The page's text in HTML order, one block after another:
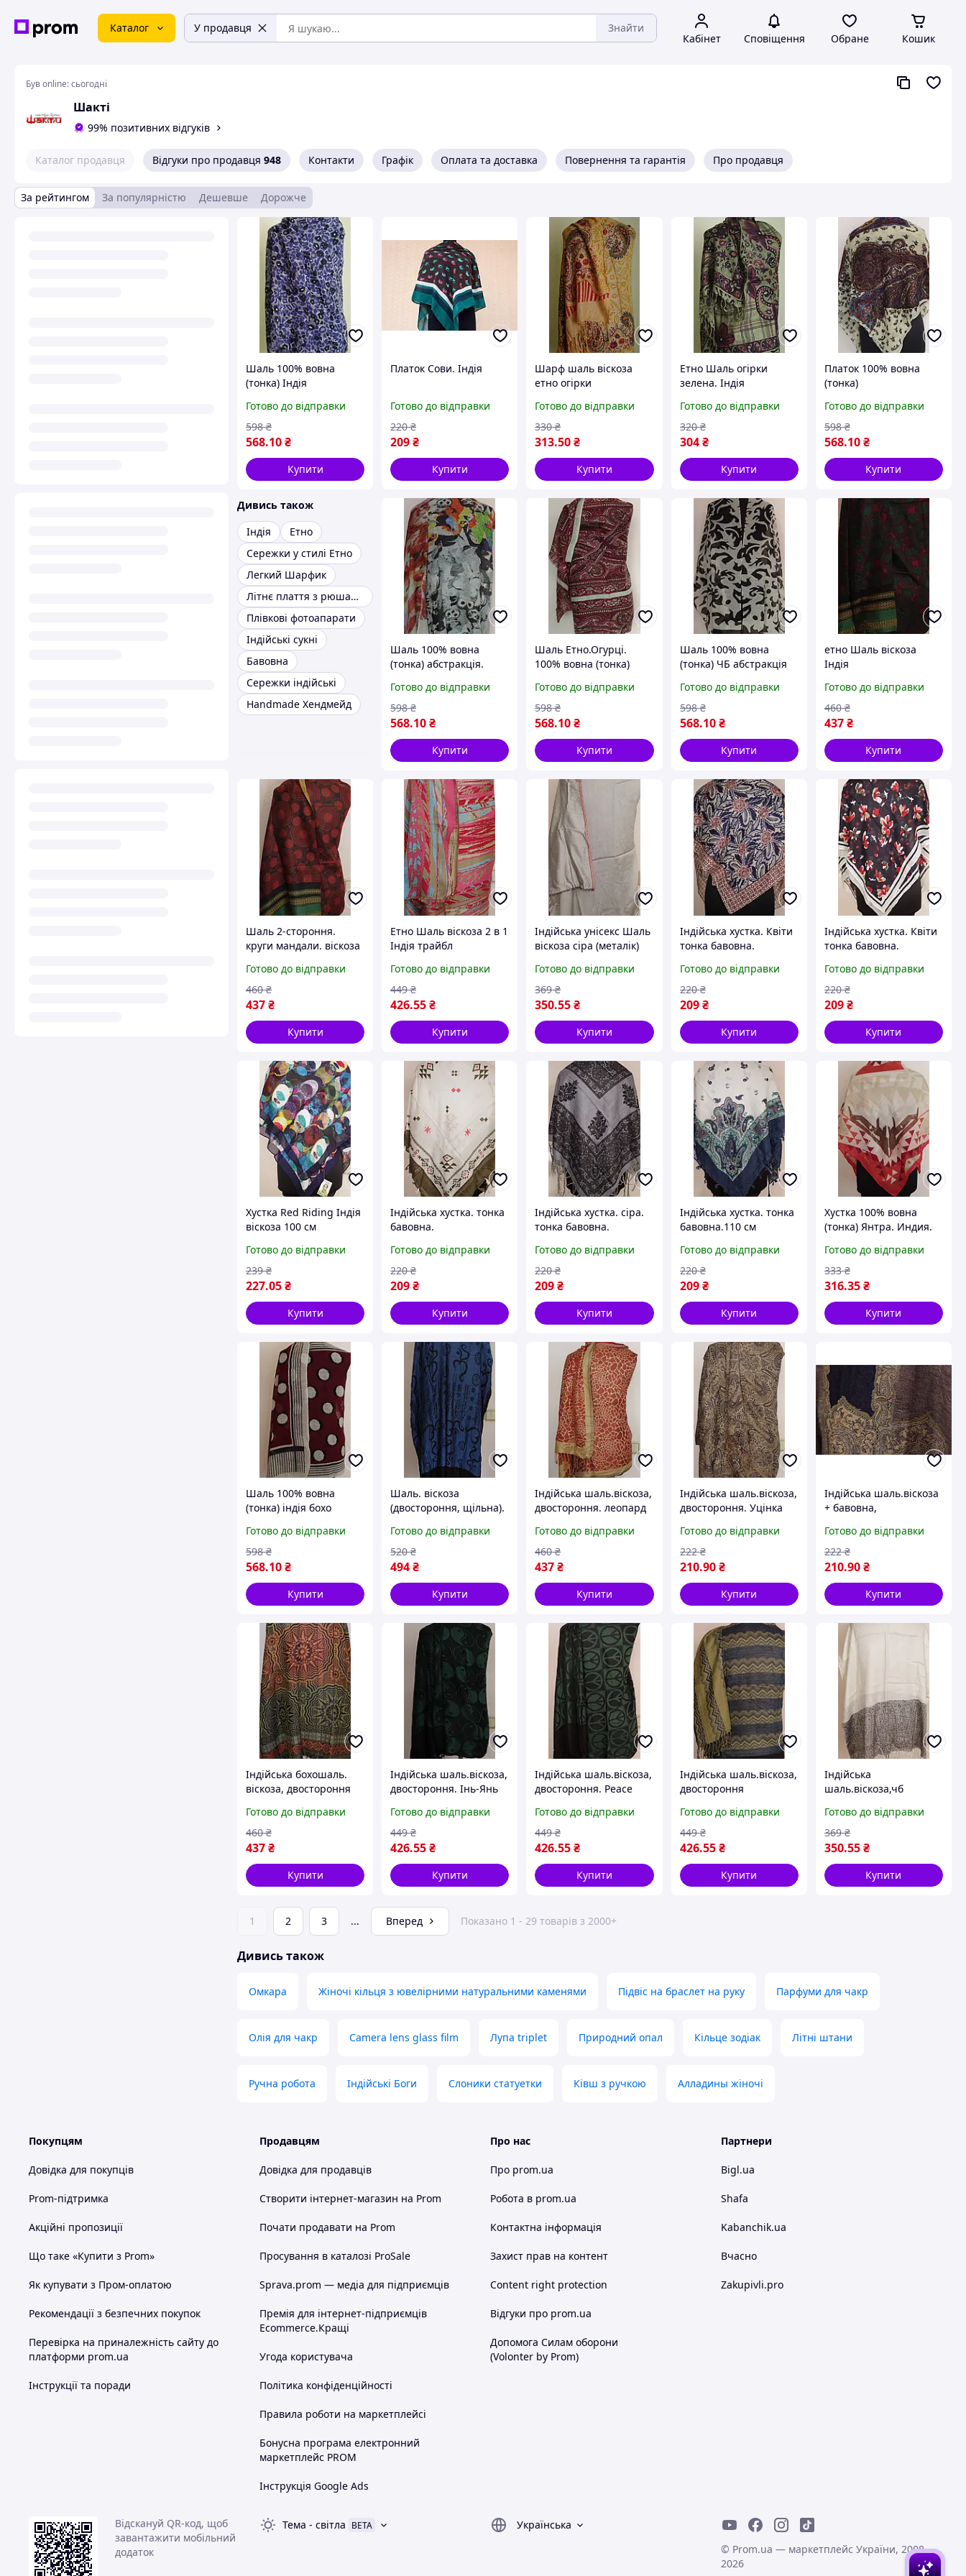
Каталог У продавця Знайти
Кабінет Сповіщення Обране Кошик
Був online:сьогодні
Шактi
99% позитивних відгуків
Каталог продавця Відгуки про продавця 948 Контакти Графік Оплата та доставка Повернення та гарантія Про продавця
За рейтингом За популярністю Дешевше Дорожче
Шаль 100% вовна
(тонка) Індія
Готово до відправки
568.10₴
598 ₴
Купити
Платок Сови. Індія
Готово до відправки
209₴
220 ₴
Купити
Шарф шаль віскоза
етно огірки
Готово до відправки
313.50₴
330 ₴
Купити
Етно Шаль огірки
зелена. Індія
Готово до відправки
304 ₴
320 ₴
Купити
Платок 100% вовна
(тонка)
Готово до відправки
568.10₴
598 ₴
Купити
Дивись також
Індія
Етно
Сережки у стилі Етно
Легкий Шарфик
Літнє плаття з рюшами та бретелями
Плівкові фотоапарати
Індійські сукні
Бавовна
Сережки індійські
Handmade Хендмейд
Шаль 100% вовна
(тонка) абстракція.
Готово до відправки
568.10₴
598 ₴
Купити
Шаль Етно.Огурці.
100% вовна (тонка)
Готово до відправки
568.10₴
598 ₴
Купити
Шаль 100% вовна
(тонка) ЧБ абстракція
Готово до відправки
568.10 ₴
598 ₴
Купити
етно Шаль віскоза
Індія
Готово до відправки
437₴
460 ₴
Купити
Шаль 2-стороння.
круги мандали. віскоза
Готово до відправки
437₴
460 ₴
Купити
Етно Шаль віскоза 2 в 1
Індія трайбл
Готово до відправки
426.55₴
449 ₴
Купити
Індійська унісекс Шаль
віскоза сіра (металік)
Готово до відправки
350.55₴
369 ₴
Купити
Індійська хустка. Квіти
тонка бавовна.
Готово до відправки
209 ₴
220 ₴
Купити
Індійська хустка. Квіти
тонка бавовна.
Готово до відправки
209₴
220 ₴
Купити
Хустка Red Riding Індія
віскоза 100 см
Готово до відправки
227.05₴
239 ₴
Купити
Індійська хустка. тонка
бавовна.
Готово до відправки
209₴
220 ₴
Купити
Індійська хустка. сіра.
тонка бавовна.
Готово до відправки
209₴
220 ₴
Купити
Індійська хустка. тонка
бавовна.110 см
Готово до відправки
209 ₴
220 ₴
Купити
Хустка 100% вовна
(тонка) Янтра. Индия.
Готово до відправки
316.35₴
333 ₴
Купити
Шаль 100% вовна
(тонка) індія бохо
Готово до відправки
568.10₴
598 ₴
Купити
Шаль. віскоза
(двостороння, щільна).
Готово до відправки
494₴
520 ₴
Купити
Індійська шаль.віскоза,
двостороння. леопард
Готово до відправки
437₴
460 ₴
Купити
Індійська шаль.віскоза,
двостороння. Уцінка
Готово до відправки
210.90 ₴
222 ₴
Купити
Індійська шаль.віскоза
+ бавовна,
Готово до відправки
210.90₴
222 ₴
Купити
Індійська бохошаль.
віскоза, двостороння
Готово до відправки
437₴
460 ₴
Купити
Індійська шаль.віскоза,
двостороння. Інь-Янь
Готово до відправки
426.55₴
449 ₴
Купити
Індійська шаль.віскоза,
двостороння. Peace
Готово до відправки
426.55₴
449 ₴
Купити
Індійська шаль.віскоза,
двостороння
Готово до відправки
426.55 ₴
449 ₴
Купити
Індійська
шаль.віскоза,чб
Готово до відправки
350.55₴
369 ₴
Купити
1 2 3 ... Вперед Показано 1 - 29 товарів з 2000+
Дивись також
Омкара Жіночі кільця з ювелірними натуральними каменями Підвіс на браслет на руку Парфуми для чакр
Олія для чакр Camera lens glass film Лупа triplet Природний опал Кільце зодіак Літні штани
Ручна робота Індійські Боги Слоники статуетки Ківш з ручкою Алладины жіночі
Покупцям
Довідка для покупців
Prom-підтримка
Акційні пропозиції
Що таке «Купити з Prom»
Як купувати з Пром-оплатою
Рекомендації з безпечних покупок
Перевірка на приналежність сайту до
платформи prom.ua
Інструкції та поради
Продавцям
Довідка для продавців
Створити інтернет-магазин на Prom
Почати продавати на Prom
Просування в каталозі ProSale
Sprava.prom — медіа для підприємців
Премія для інтернет-підприємців
Ecommerce.Кращі
Угода користувача
Політика конфіденційності
Правила роботи на маркетплейсі
Бонусна програма електронний
маркетплейс PROM
Інструкція Google Ads
Про нас
Про prom.ua
Робота в prom.ua
Контактна інформація
Захист прав на контент
Content right protection
Відгуки про prom.ua
Допомога Силам оборони
(Volonter by Prom)
Партнери
Bigl.ua
Shafa
Kabanchik.ua
Вчасно
Zakupivli.pro
Відскануй QR-код, щоб
завантажити мобільний
додаток
Тема - світла BETA
Українська
© Prom.ua — маркетплейс України, 2008-
2026